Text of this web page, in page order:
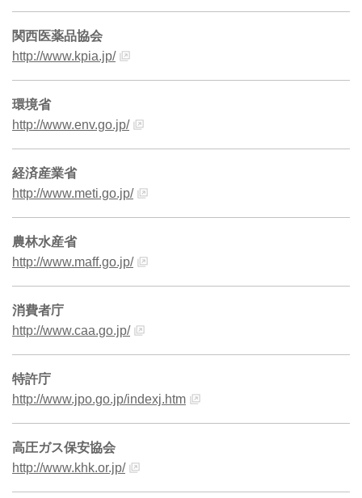
関西医薬品協会
http://www.kpia.jp/
環境省
http://www.env.go.jp/
経済産業省
http://www.meti.go.jp/
農林水産省
http://www.maff.go.jp/
消費者庁
http://www.caa.go.jp/
特許庁
http://www.jpo.go.jp/indexj.htm
高圧ガス保安協会
http://www.khk.or.jp/